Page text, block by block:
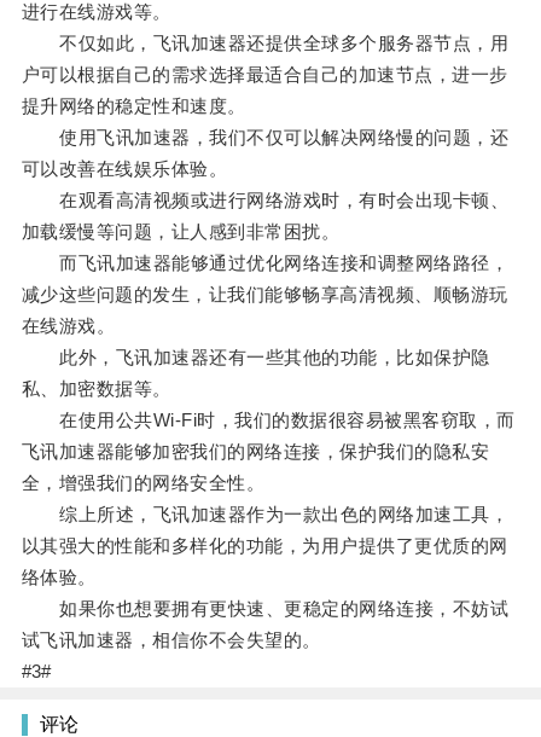
进行在线游戏等。
不仅如此，飞讯加速器还提供全球多个服务器节点，用
户可以根据自己的需求选择最适合自己的加速节点，进一步
提升网络的稳定性和速度。
使用飞讯加速器，我们不仅可以解决网络慢的问题，还
可以改善在线娱乐体验。
在观看高清视频或进行网络游戏时，有时会出现卡顿、
加载缓慢等问题，让人感到非常困扰。
而飞讯加速器能够通过优化网络连接和调整网络路径，
减少这些问题的发生，让我们能够畅享高清视频、顺畅游玩
在线游戏。
此外，飞讯加速器还有一些其他的功能，比如保护隐
私、加密数据等。
在使用公共Wi-Fi时，我们的数据很容易被黑客窃取，而
飞讯加速器能够加密我们的网络连接，保护我们的隐私安
全，增强我们的网络安全性。
综上所述，飞讯加速器作为一款出色的网络加速工具，
以其强大的性能和多样化的功能，为用户提供了更优质的网
络体验。
如果你也想要拥有更快速、更稳定的网络连接，不妨试
试飞讯加速器，相信你不会失望的。
#3#
评论